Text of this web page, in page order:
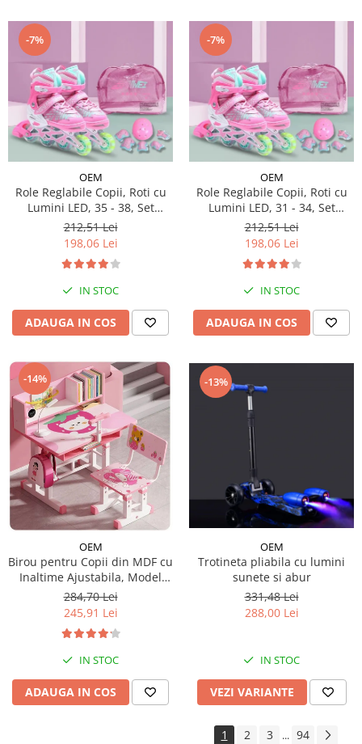
-7%
OEM
Role Reglabile Copii, Roti cu
Lumini LED, 35 - 38, Set
Protectie - ROZ
212,51 Lei
198,06 Lei
IN STOC
ADAUGA IN COS
-7%
OEM
Role Reglabile Copii, Roti cu
Lumini LED, 31 - 34, Set
Protectie - ROZ
212,51 Lei
198,06 Lei
IN STOC
ADAUGA IN COS
-14%
OEM
Birou pentru Copii din MDF cu
Inaltime Ajustabila, Model
Capsunica Roz
284,70 Lei
245,91 Lei
IN STOC
ADAUGA IN COS
-13%
OEM
Trotineta pliabila cu lumini
sunete si abur
331,48 Lei
288,00 Lei
IN STOC
VEZI VARIANTE
1 2 3 ... 94